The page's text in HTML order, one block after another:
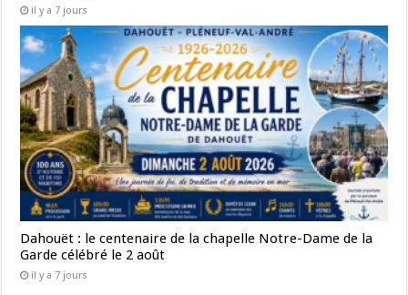
il y a 7 jours
Dahouët : le centenaire de la chapelle Notre-Dame de la
Garde célébré le 2 août
il y a 7 jours